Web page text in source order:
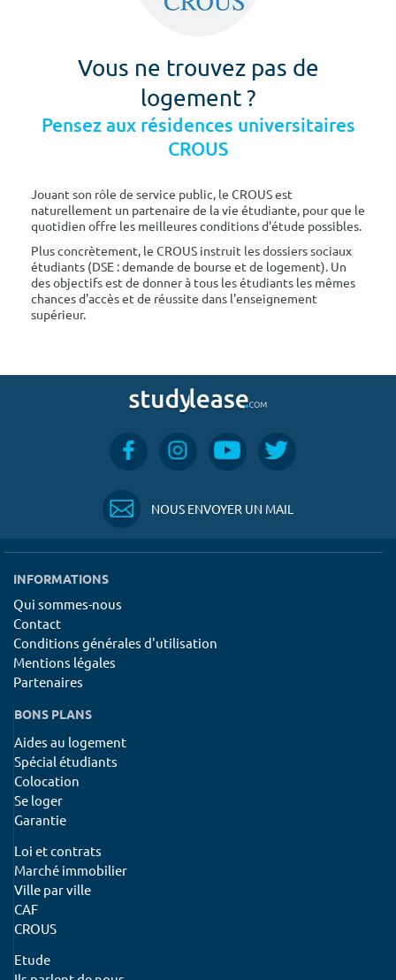
Vous ne trouvez pas de
logement ?
Pensez aux résidences universitaires
CROUS
Jouant son rôle de service public, le CROUS est
naturellement un partenaire de la vie étudiante, pour que le
quotidien offre les meilleures conditions d'étude possibles.
Plus concrètement, le CROUS instruit les dossiers sociaux
étudiants (DSE : demande de bourse et de logement). Un
des objectifs est de donner à tous les étudiants les mêmes
chances d'accès et de réussite dans l'enseignement
supérieur.
NOUS ENVOYER UN MAIL
INFORMATIONS
Qui sommes-nous
Contact
Conditions générales d'utilisation
Mentions légales
Partenaires
BONS PLANS
Aides au logement
Spécial étudiants
Colocation
Se loger
Garantie
Loi et contrats
Marché immobilier
Ville par ville
CAF
CROUS
Etude